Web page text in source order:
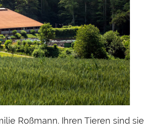
Roßmann. Ihren Tieren sind sie